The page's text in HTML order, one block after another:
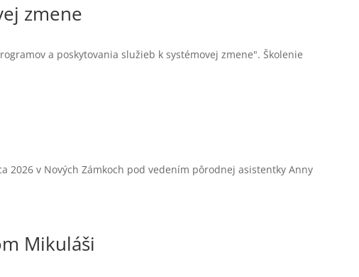
zmene
a poskytovania služieb k systémovej zmene". Školenie
v Nových Zámkoch pod vedením pôrodnej asistentky Anny
Mikuláši